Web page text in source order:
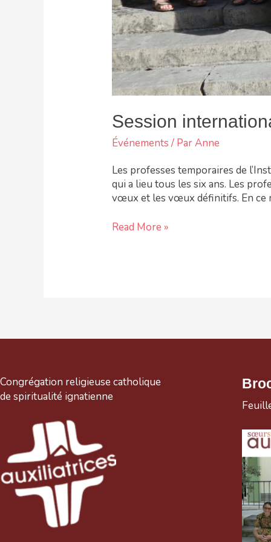
Session
Événements / ParAnne
Les professes temporaires de
qui a lieu tous les six ans. Les
vœux et les vœux définitifs. En ce
Read More »
Congrégation religieuse catholique
de spiritualité ignatienne